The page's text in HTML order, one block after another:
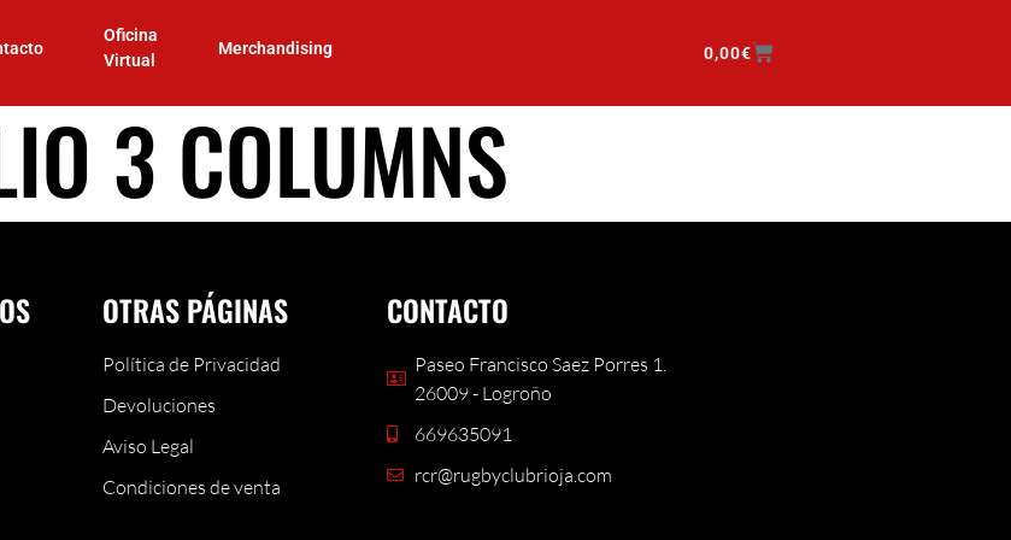
Oficina
Virtual
Merchandising 0,00€
3 COLUMNS
OTRAS PÁGINAS
Política de Privacidad
Devoluciones
Aviso Legal
Condiciones de venta
CONTACTO
Paseo Francisco Saez Porres 1.
26009 - Logroño
669635091
rcr@rugbyclubrioja.com